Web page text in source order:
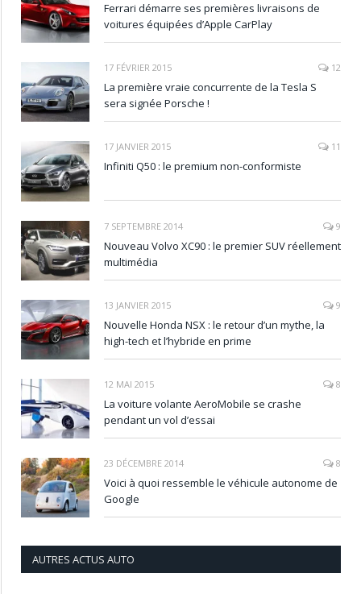
Ferrari démarre ses premières livraisons de
voitures équipées d’Apple CarPlay
17 FÉVRIER 2015 12
La première vraie concurrente de la Tesla S
sera signée Porsche !
17 JANVIER 2015 11
Infiniti Q50 : le premium non-conformiste
7 SEPTEMBRE 2014 9
Nouveau Volvo XC90 : le premier SUV réellement
multimédia
13 JANVIER 2015 9
Nouvelle Honda NSX : le retour d’un mythe, la
high-tech et l’hybride en prime
12 MAI 2015 8
La voiture volante AeroMobile se crashe
pendant un vol d’essai
23 DÉCEMBRE 2014 8
Voici à quoi ressemble le véhicule autonome de
Google
AUTRES ACTUS AUTO